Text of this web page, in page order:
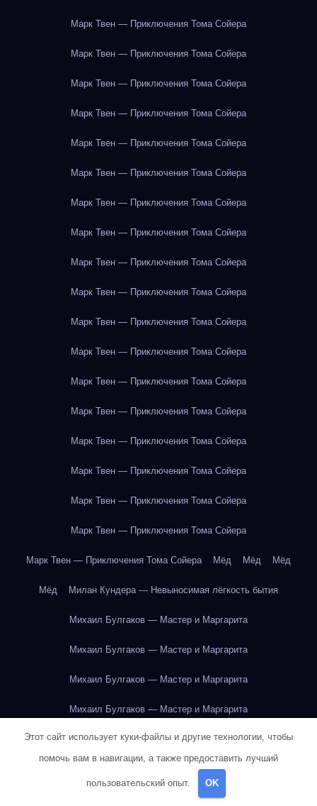
Марк Твен — Приключения Тома Сойера
Марк Твен — Приключения Тома Сойера
Марк Твен — Приключения Тома Сойера
Марк Твен — Приключения Тома Сойера
Марк Твен — Приключения Тома Сойера
Марк Твен — Приключения Тома Сойера
Марк Твен — Приключения Тома Сойера
Марк Твен — Приключения Тома Сойера
Марк Твен — Приключения Тома Сойера
Марк Твен — Приключения Тома Сойера
Марк Твен — Приключения Тома Сойера
Марк Твен — Приключения Тома Сойера
Марк Твен — Приключения Тома Сойера
Марк Твен — Приключения Тома Сойера
Марк Твен — Приключения Тома Сойера
Марк Твен — Приключения Тома Сойера
Марк Твен — Приключения Тома Сойера
Марк Твен — Приключения Тома Сойера
Марк Твен — Приключения Тома Сойера Мёд Мёд Мёд
Мёд Милан Кундера — Невыносимая лёгкость бытия
Михаил Булгаков — Мастер и Маргарита
Михаил Булгаков — Мастер и Маргарита
Михаил Булгаков — Мастер и Маргарита
Михаил Булгаков — Мастер и Маргарита
Михаил Булгаков — Мастер и Маргарита
Михаил Булгаков — Мастер и Маргарита
Михаил Булгаков — Мастер и Маргарита
Этот сайт использует куки-файлы и другие технологии, чтобы
помочь вам в навигации, а также предоставить лучший
пользовательский опыт. OK